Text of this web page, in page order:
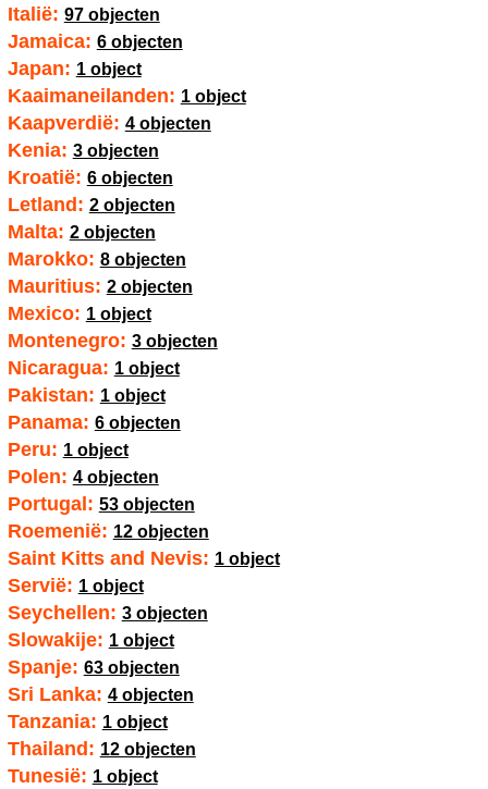
Italië: 97 objecten
Jamaica: 6 objecten
Japan: 1 object
Kaaimaneilanden: 1 object
Kaapverdië: 4 objecten
Kenia: 3 objecten
Kroatië: 6 objecten
Letland: 2 objecten
Malta: 2 objecten
Marokko: 8 objecten
Mauritius: 2 objecten
Mexico: 1 object
Montenegro: 3 objecten
Nicaragua: 1 object
Pakistan: 1 object
Panama: 6 objecten
Peru: 1 object
Polen: 4 objecten
Portugal: 53 objecten
Roemenië: 12 objecten
Saint Kitts and Nevis: 1 object
Servië: 1 object
Seychellen: 3 objecten
Slowakije: 1 object
Spanje: 63 objecten
Sri Lanka: 4 objecten
Tanzania: 1 object
Thailand: 12 objecten
Tunesië: 1 object